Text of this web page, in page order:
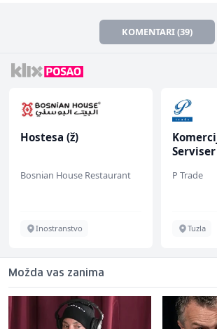
KOMENTARI (39)
Hostesa (ž)
Bosnian House Restaurant
Inostranstvo
P Trade
Tuzla
Možda vas zanima